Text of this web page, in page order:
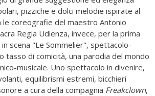
pizziche e dolci melodie ispirate al
le coreografie del maestro Antonio
Regia Udienza, invece, per la prima
scena "Le Sommelier", spettacolo-
tasso di comicità, una parodia del mondo
musicale. Uno spettacolo in divenire,
equilibrismi estremi, bicchieri
a cura della compagnia Freakclown,